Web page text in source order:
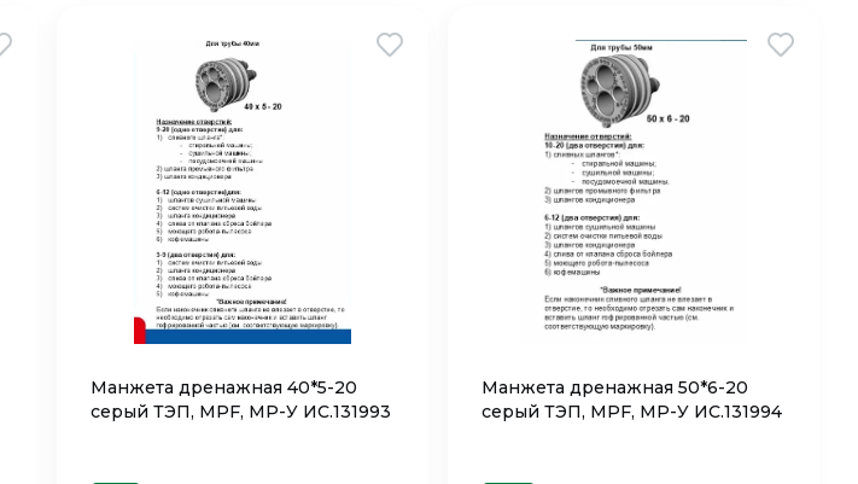
Манжета дренажная 40*5-20
серый ТЭП, MPF, МР-У ИС.131993
Манжета дренажная 50*6-20
серый ТЭП, MPF, МР-У ИС.131994